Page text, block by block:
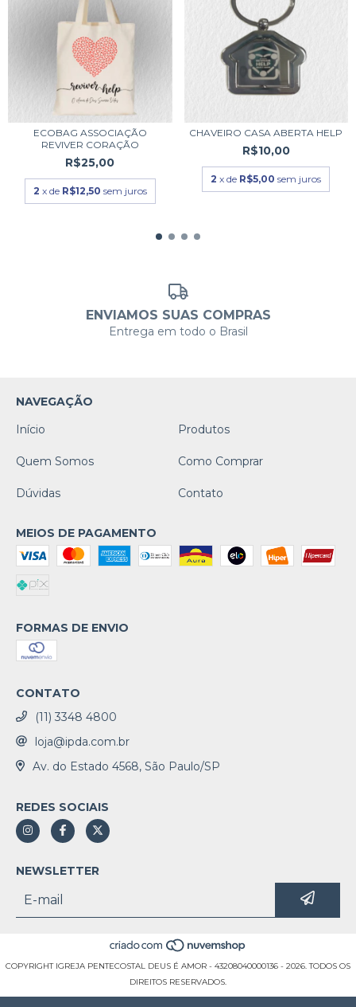
ECOBAG ASSOCIAÇÃO
REVIVER CORAÇÃO
R$25,00
2 x de R$12,50 sem juros
CHAVEIRO CASA ABERTA HELP
R$10,00
2 x de R$5,00 sem juros
ENVIAMOS SUAS COMPRAS
Entrega em todo o Brasil
NAVEGAÇÃO
Início
Produtos
Quem Somos Como Comprar
Dúvidas Contato
MEIOS DE PAGAMENTO
FORMAS DE ENVIO
CONTATO
(11) 3348 4800
loja@ipda.com.br
Av. do Estado 4568, São Paulo/SP
REDES SOCIAIS
NEWSLETTER
COPYRIGHT IGREJA PENTECOSTAL DEUS É AMOR - 43208040000136 - 2026. TODOS OS
DIREITOS RESERVADOS.